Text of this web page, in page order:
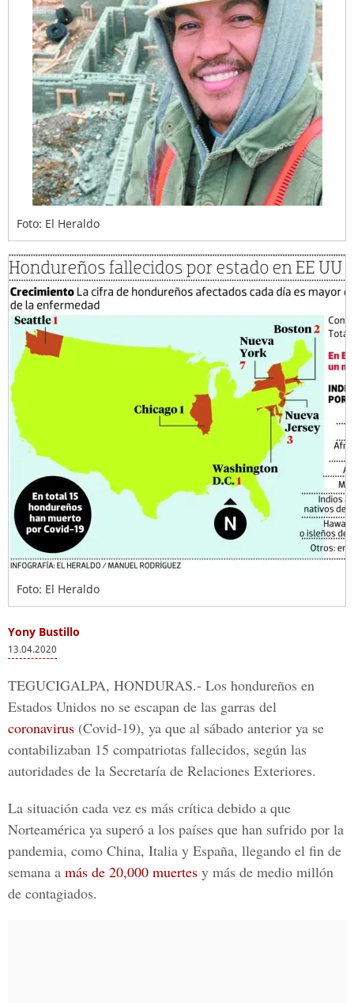
Foto: El Heraldo
Foto: El Heraldo
Yony Bustillo
13.04.2020
TEGUCIGALPA, HONDURAS.- Los hondureños en
Estados Unidos no se escapan de las garras del
coronavirus (Covid-19), ya que al sábado anterior ya se
contabilizaban 15 compatriotas fallecidos, según las
autoridades de la Secretaría de Relaciones Exteriores.
La situación cada vez es más crítica debido a que
Norteamérica ya superó a los países que han sufrido por la
pandemia, como China, Italia y España, llegando el fin de
semana a más de 20,000 muertes y más de medio millón
de contagiados.